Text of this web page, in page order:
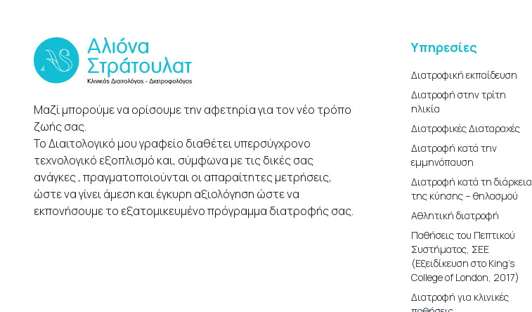
Μαζί μπορούμε να ορίσουμε την αφετηρία για τον νέο τρόπο
ζωής σας.
Το Διαιτολογικό μου γραφείο διαθέτει υπερσύγχρονο
τεχνολογικό εξοπλισμό και, σύμφωνα με τις δικές σας
ανάγκες , πραγματοποιούνται οι απαραίτητες μετρήσεις,
ώστε να γίνει άμεση και έγκυρη αξιολόγηση ώστε να
εκπονήσουμε το εξατομικευμένο πρόγραμμα διατροφής σας.
Υπηρεσίες
Διατροφική εκπαίδευση
Διατροφή στην τρίτη
ηλικία
Διατροφικές Διαταραχές
Διατροφή κατά την
εμμηνόπαυση
Διατροφή κατά τη διάρκεια
της κύησης – θηλασμού
Αθλητική διατροφή
Παθήσεις του Πεπτικού
Συστήματος, ΣΕΕ
(Εξειδίκευση στο King’s
College of London, 2017)
Διατροφή για κλινικές